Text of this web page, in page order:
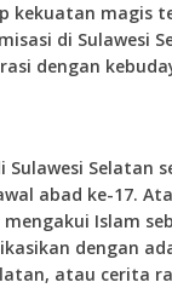
kekuatan magis
di Sulawesi
dengan
Sulawesi Selatan
abad ke-17.
Islam
dengan
atau cerita